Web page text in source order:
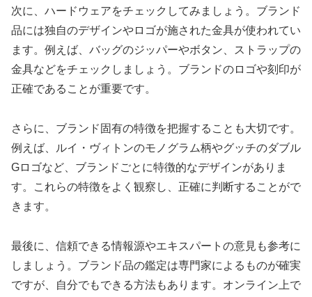
次に、ハードウェアをチェックしてみましょう。ブランド
品には独自のデザインやロゴが施された金具が使われてい
ます。例えば、バッグのジッパーやボタン、ストラップの
金具などをチェックしましょう。ブランドのロゴや刻印が
正確であることが重要です。
さらに、ブランド固有の特徴を把握することも大切です。
例えば、ルイ・ヴィトンのモノグラム柄やグッチのダブル
Gロゴなど、ブランドごとに特徴的なデザインがありま
す。これらの特徴をよく観察し、正確に判断することがで
きます。
最後に、信頼できる情報源やエキスパートの意見も参考に
しましょう。ブランド品の鑑定は専門家によるものが確実
ですが、自分でもできる方法もあります。オンライン上で